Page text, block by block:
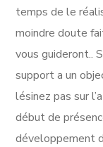
temps de le
moindre doute
vous guideront..
support a un
lésinez pas sur
début de
développement